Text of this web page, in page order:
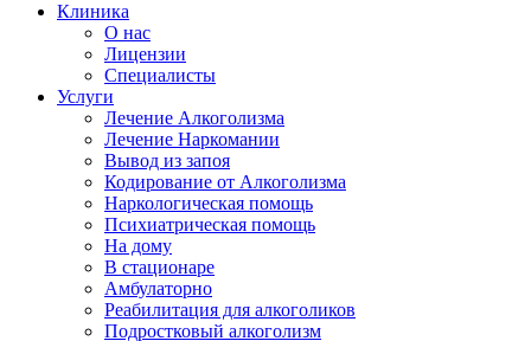
Клиника
О нас
Лицензии
Специалисты
Услуги
Лечение Алкоголизма
Лечение Наркомании
Вывод из запоя
Кодирование от Алкоголизма
Наркологическая помощь
Психиатрическая помощь
На дому
В стационаре
Амбулаторно
Реабилитация для алкоголиков
Подростковый алкоголизм